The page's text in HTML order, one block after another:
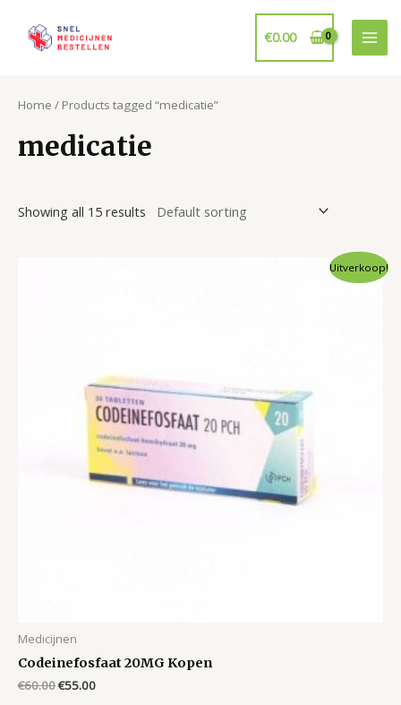
€0.00
Home / Products tagged “medicatie”
medicatie
Showing all 15 results
Uitverkoop!
Medicijnen
Codeinefosfaat 20MG Kopen
€60.00Original
€55.00Current